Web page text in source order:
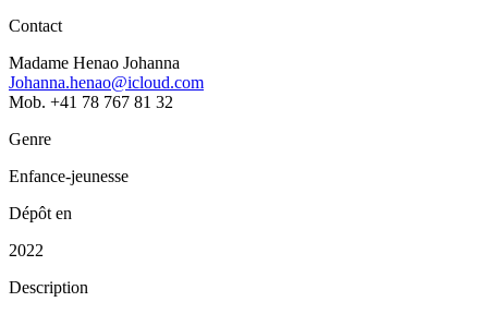
Contact
Madame Henao Johanna
Johanna.henao@icloud.com
Mob. +41 78 767 81 32
Genre
Enfance-jeunesse
Dépôt en
2022
Description